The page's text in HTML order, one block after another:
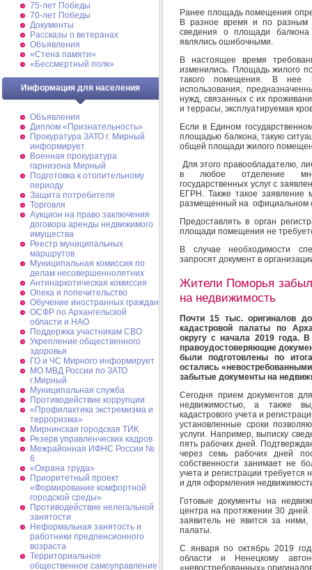
75-лет Победы
70-лет Победы
Документы
Рассказы о ветеранах
Объявления
«Стена памяти»
«Бессмертный полк»
Информация для населения
Объявления
Диплом «Признательность»
Прокуратура ЗАТО г. Мирный
информирует
Военная прокуратура
гарнизона Мирный
Подготовка к отопительному
периоду
Защита потребителя
Торговля
Аукцион на право заключения
договора аренды недвижимого
имущества
Реестр муниципальных
маршрутов
Муниципальная комиссия по
делам несовершеннолетних
Антинаркотическая комиссия
Опека и попечительство
Обучение иностранных граждан
ОСФР по Архангельской
области и НАО
Поддержка участникам СВО
Укрепление общественного
здоровья
ГО и ЧС Мирного информирует
МО МВД России по ЗАТО
г.Мирный
Муниципальная cлужба
Противодействие коррупции
«Профилактика экстремизма и
терроризма»
Мирнинская городская ТИК
Резерв управленческих кадров
Межрайонная ИФНС России №
6
«Охрана труда»
Приоритетный проект
«Формирование комфортной
городской среды»
Противодействие нелегальной
занятости
Неформальная занятость и
работники предпенсионного
возраста
Территориальное
общественное самоуправление
Ранее площадь помещения
В разное время и по разным
сведения о площади
являлись ошибочными.
В настоящее время
изменились. Площадь жилого
такого помещения. В нее
использования,
нужд, связанных с их
и террасы, эксплуатируемая
Если в Едином
площадью балкона, такую
общей площади жилого
Для этого правообладателю,
в любое отделение
государственных услуг с
ЕГРН. Также такое заявление
размещенный на официальном
Предоставлять в орган
площади помещения не
В случае необходимости
запросят документ в
Жители Поморья
на недвижимость
Почти 15 тыс. оригиналов
кадастровой палаты по
округу с начала 2019 года.
правоудостоверяющие
были подготовлены по
остались
забытые документы на
Сегодня прием документов
недвижимостью, а также
кадастрового учета и
установленные сроки
услуги. Например, выписку
пять рабочих дней.
через семь рабочих дней
собственности занимает не
учета и регистрации требуется
и для оформления
Готовые документы на
центра на протяжении 30
заявитель не явится за
палаты.
С января по октябрь 2019
области и Ненецкому
«невостребованных»